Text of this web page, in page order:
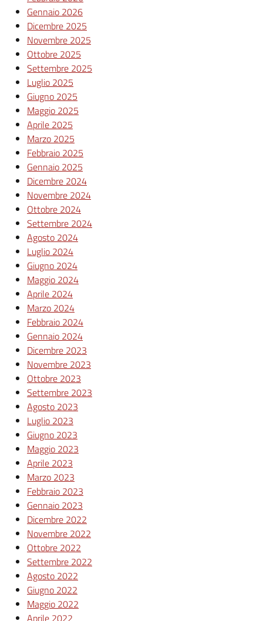
Gennaio 2026
Dicembre 2025
Novembre 2025
Ottobre 2025
Settembre 2025
Luglio 2025
Giugno 2025
Maggio 2025
Aprile 2025
Marzo 2025
Febbraio 2025
Gennaio 2025
Dicembre 2024
Novembre 2024
Ottobre 2024
Settembre 2024
Agosto 2024
Luglio 2024
Giugno 2024
Maggio 2024
Aprile 2024
Marzo 2024
Febbraio 2024
Gennaio 2024
Dicembre 2023
Novembre 2023
Ottobre 2023
Settembre 2023
Agosto 2023
Luglio 2023
Giugno 2023
Maggio 2023
Aprile 2023
Marzo 2023
Febbraio 2023
Gennaio 2023
Dicembre 2022
Novembre 2022
Ottobre 2022
Settembre 2022
Agosto 2022
Giugno 2022
Maggio 2022
Aprile 2022